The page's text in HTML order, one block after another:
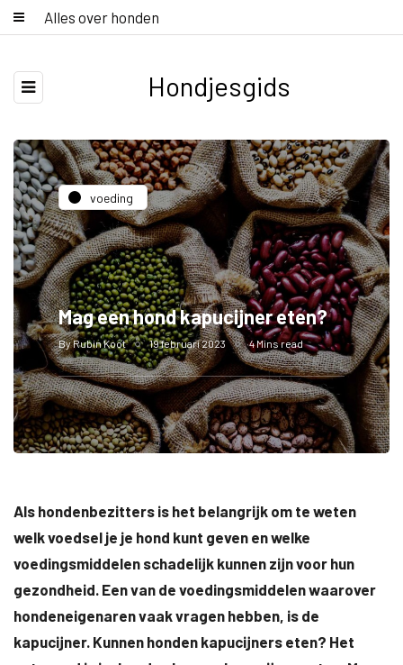
Alles over honden
Hondjesgids
voeding
Mag een hond kapucijner eten?
ByRubin Koot 19 februari 2023 4 Mins read
Als hondenbezitters is het belangrijk om te weten
welk voedsel je je hond kunt geven en welke
voedingsmiddelen schadelijk kunnen zijn voor hun
gezondheid. Een van de voedingsmiddelen waarover
hondeneigenaren vaak vragen hebben, is de
kapucijner. Kunnen honden kapucijners eten? Het